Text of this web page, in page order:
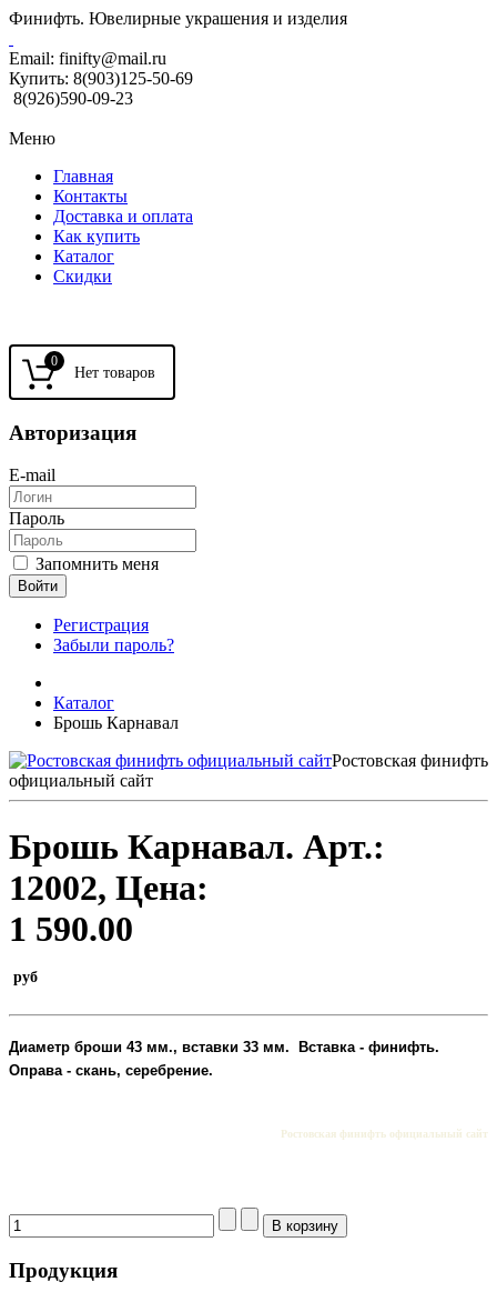
Финифть. Ювелирные украшения и изделия
Email: finifty@mail.ru
Купить: 8(903)125-50-69
8(926)590-09-23
Меню
Главная
Контакты
Доставка и оплата
Как купить
Каталог
Скидки
0
Авторизация
E-mail
Пароль
Запомнить меня
Войти
Регистрация
Забыли пароль?
Каталог
Брошь Карнавал
Ростовская финифть
официальный сайт
Брошь Карнавал. Арт.:
12002, Цена:
1 590.00
руб
Диаметр броши 43 мм., вставки 33 мм. Вставка - финифть.
Оправа - скань, серебрение.
Ростовская финифть официальный сайт
Продукция